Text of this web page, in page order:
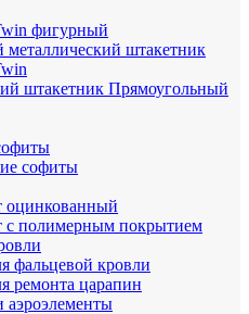
фигурный
штакетник
штакетник Прямоугольный
софиты
оцинкованный
с полимерным покрытием
фальцевой кровли
ремонта царапин